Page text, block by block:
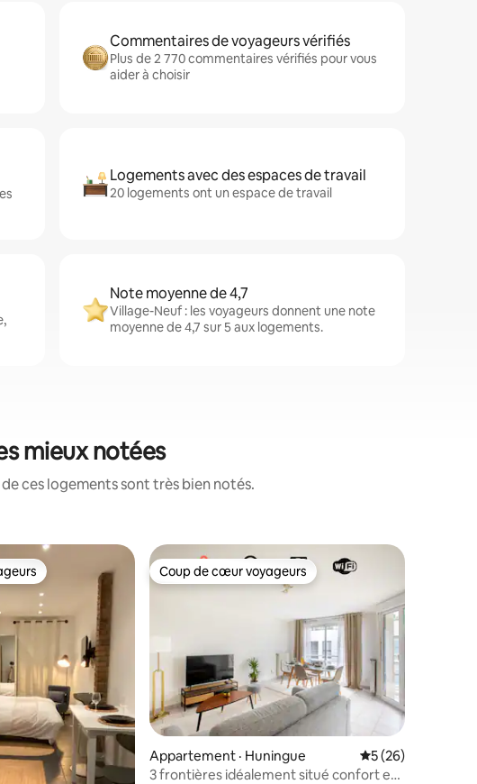
Commentaires de voyageurs vérifiés
Plus de 2 770 commentaires vérifiés pour vous
aider à choisir
Logements avec des espaces de travail
20 logements ont un espace de travail
Note moyenne de 4,7
Village-Neuf : les voyageurs donnent une note
moyenne de 4,7 sur 5 aux logements.
mieux notées
ces logements sont très bien notés.
Coup de cœur voyageurs
Coup de cœur voyageurs
Appartement · Huningue Note moyenne de
5 (26)
3 frontières idéalement situé confort et